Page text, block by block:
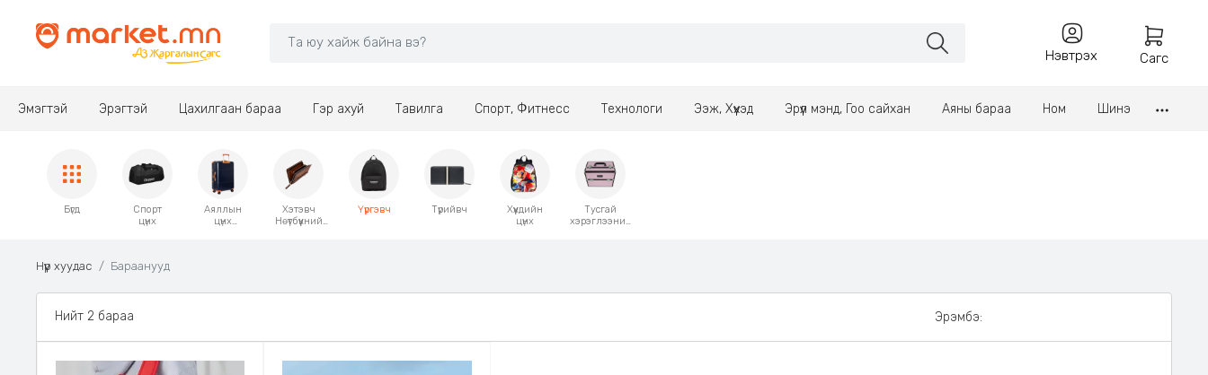
Нэвтрэх Сагс
Эмэгтэй Эрэгтэй Цахилгаан бараа Гэр ахуй Тавилга Спорт, Фитнесс Технологи Ээж, Хүүхэд Эрүүл мэнд, Гоо сайхан Аяны бараа Ном Шинэ
Бүгд
Спорт
цүнх
Аяллын
цүнх
Хэтэвч
Нөүтбүүкний
Үүргэвч Түрийвч
Хүүхдийн
цүнх
Тусгай
хэрэглээний
Нүүр хуудас Бараанууд
Нийт 2 бараа Эрэмбэ: